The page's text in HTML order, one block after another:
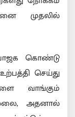
முதலில்
கொண்டு
செய்து
வாங்கும்
அதனால்